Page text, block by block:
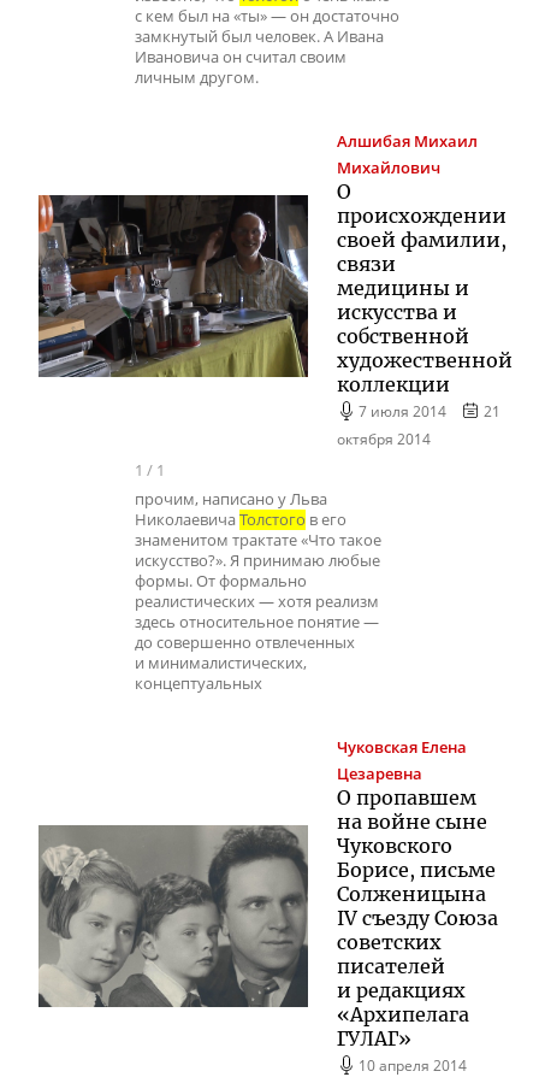
с кем был на «ты» — он достаточно
замкнутый был человек. А Ивана
Ивановича он считал своим
личным другом.
Алшибая Михаил
Михайлович
О
происхождении
своей фамилии,
связи
медицины и
искусства и
собственной
художественной
коллекции
7 июля 2014
21
октября 2014
1 / 1
прочим, написано у Льва
НиколаевичаТолстого в его
знаменитом трактате «Что такое
искусство?». Я принимаю любые
формы. От формально
реалистических — хотя реализм
здесь относительное понятие —
до совершенно отвлеченных
и минималистических,
концептуальных
Чуковская Елена
Цезаревна
О пропавшем
на войне сыне
Чуковского
Борисе, письме
Солженицына
IV съезду Союза
советских
писателей
и редакциях
«Архипелага
ГУЛАГ»
10 апреля 2014